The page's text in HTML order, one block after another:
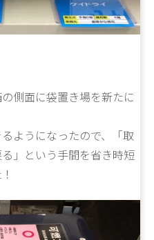
側面に袋置き場を新たに
ようになったので、「取
」という手間を省き時短